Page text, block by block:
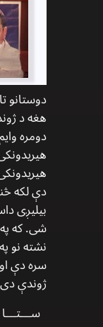
هغه د
دومره
دې لکه
بیلیږی
شی. که
نشته نو
سره دې
ژوندې